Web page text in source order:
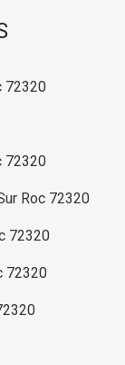
72320
72320
Roc 72320
72320
72320